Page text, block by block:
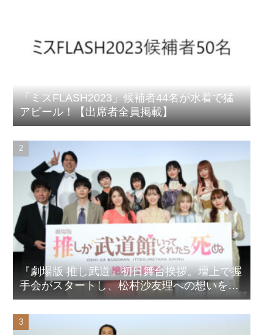
「ミスFLASH2023」候補者44名が水着で猛
アピール！【出席者全員掲載】
『劇場版 推し武道』初日舞台挨拶。壇上で握
手会がスタートし、松村沙友理への想いをア
ピール！？